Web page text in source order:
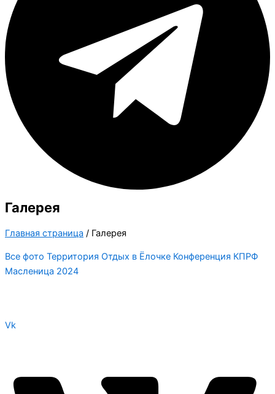
Галерея
Главная страница / Галерея
Все фото Территория Отдых в Ёлочке Конференция КПРФ
Масленица 2024
Vk